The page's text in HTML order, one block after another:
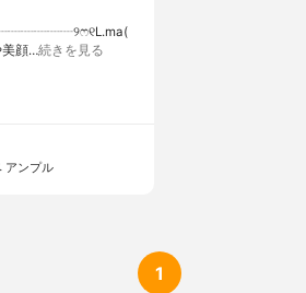
美顔…続きを見る
アンプル
1